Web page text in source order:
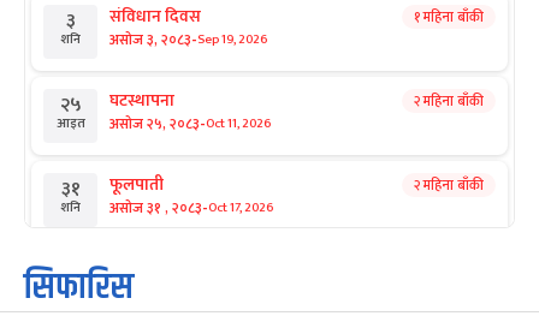
३
शनि
संविधान दिवस
असोज ३, २०८३-Sep 19, 2026
१ महिना बाँकी
२५
आइत
घटस्थापना
असोज २५, २०८३-Oct 11, 2026
२ महिना बाँकी
३१
शनि
फूलपाती
असोज ३१ , २०८३-Oct 17, 2026
२ महिना बाँकी
१
आइत
कार्तिक सङ्क्रान्ति
कार्तिक १, २०८३
सिफारिस